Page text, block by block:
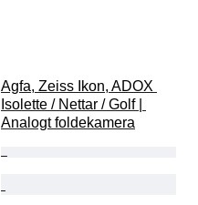
Agfa, Zeiss Ikon, ADOX
Isolette / Nettar / Golf |
Analogt foldekamera